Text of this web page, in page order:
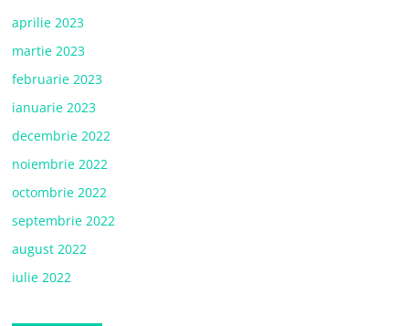
aprilie 2023
martie 2023
februarie 2023
ianuarie 2023
decembrie 2022
noiembrie 2022
octombrie 2022
septembrie 2022
august 2022
iulie 2022